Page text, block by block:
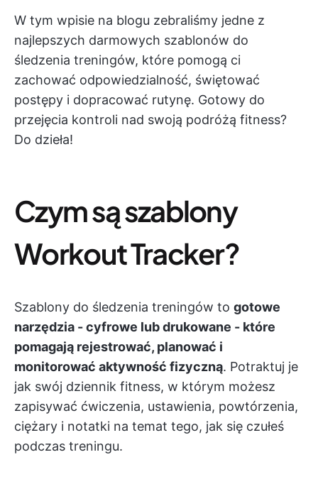
W tym wpisie na blogu zebraliśmy jedne z
najlepszych darmowych szablonów do
śledzenia treningów, które pomogą ci
zachować odpowiedzialność, świętować
postępy i dopracować rutynę. Gotowy do
przejęcia kontroli nad swoją podróżą fitness?
Do dzieła!
Czym są szablony
Workout Tracker?
Szablony do śledzenia treningów to gotowe
narzędzia - cyfrowe lub drukowane - które
pomagają rejestrować, planować i
monitorować aktywność fizyczną. Potraktuj je
jak swój dziennik fitness, w którym możesz
zapisywać ćwiczenia, ustawienia, powtórzenia,
ciężary i notatki na temat tego, jak się czułeś
podczas treningu.